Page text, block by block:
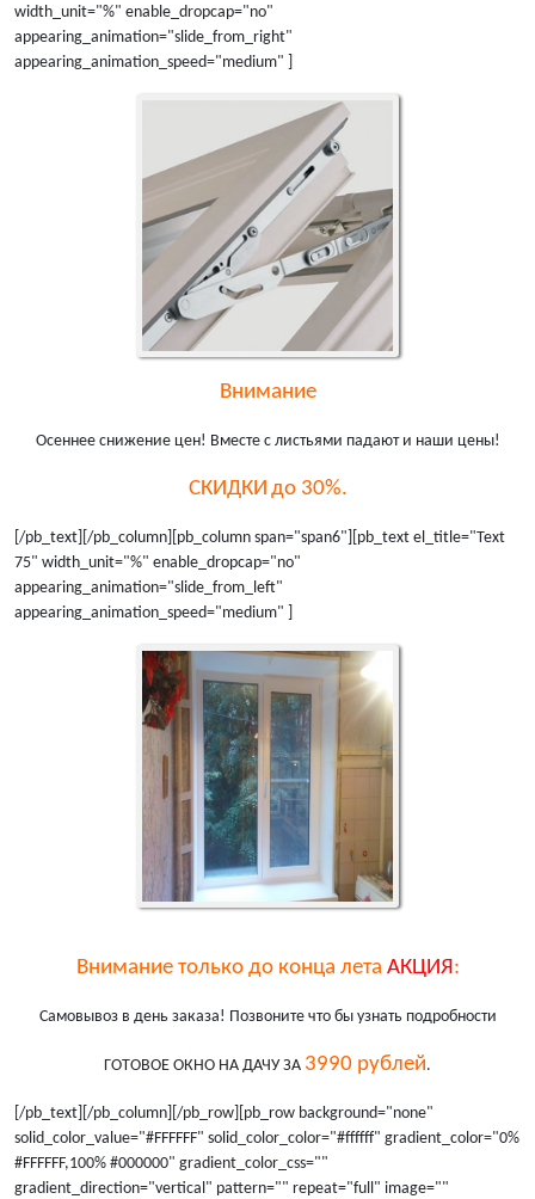
width_unit="%" enable_dropcap="no"
appearing_animation="slide_from_right"
appearing_animation_speed="medium" ]
Внимание
Осеннее снижение цен! Вместе с листьями падают и наши цены!
СКИДКИ до 30%.
[/pb_text][/pb_column][pb_column span="span6"][pb_text el_title="Text
75" width_unit="%" enable_dropcap="no"
appearing_animation="slide_from_left"
appearing_animation_speed="medium" ]
Внимание только до конца лета АКЦИЯ:
Самовывоз в день заказа! Позвоните что бы узнать подробности
ГОТОВОЕ ОКНО НА ДАЧУ ЗА 3990 рублей.
[/pb_text][/pb_column][/pb_row][pb_row background="none"
solid_color_value="#FFFFFF" solid_color_color="#ffffff" gradient_color="0%
#FFFFFF,100% #000000" gradient_color_css=""
gradient_direction="vertical" pattern="" repeat="full" image=""